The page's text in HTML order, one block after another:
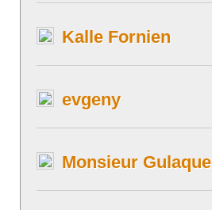
Kalle Fornien
evgeny
Monsieur Gulaque